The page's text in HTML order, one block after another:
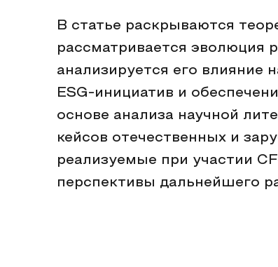
В статье раскрываются
рассматривается эволюция
анализируется его влияние
ESG-инициатив и
основе анализа научной
кейсов отечественных и
реализуемые при участии
перспективы дальнейшего